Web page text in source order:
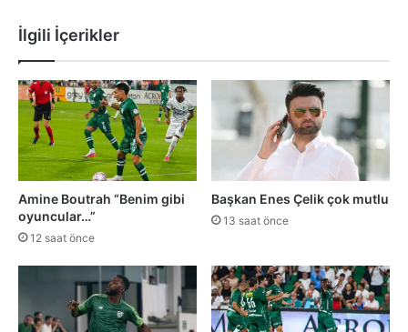
İlgili İçerikler
Amine Boutrah “Benim gibi
oyuncular…”
12 saat önce
Başkan Enes Çelik çok mutlu
13 saat önce